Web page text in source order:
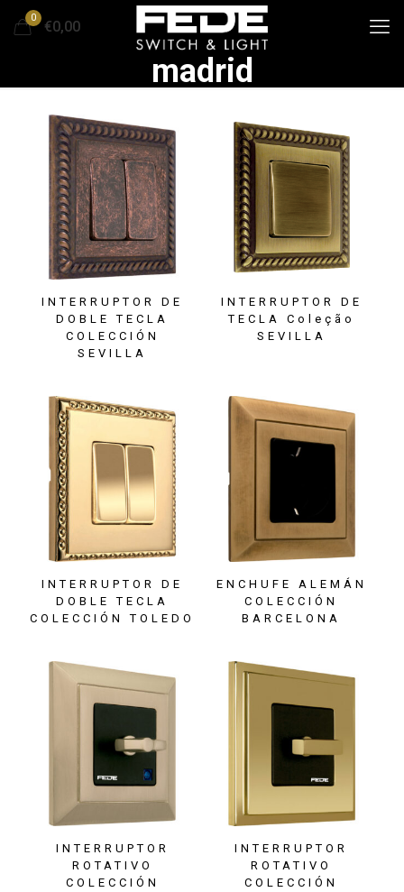
0
€0,00
madrid
INTERRUPTOR DE
DOBLE TECLA
COLECCIÓN
SEVILLA
INTERRUPTOR DE
TECLA Coleção
SEVILLA
INTERRUPTOR DE
DOBLE TECLA
COLECCIÓN TOLEDO
ENCHUFE ALEMÁN
COLECCIÓN
BARCELONA
INTERRUPTOR
ROTATIVO
COLECCIÓN
INTERRUPTOR
ROTATIVO
COLECCIÓN